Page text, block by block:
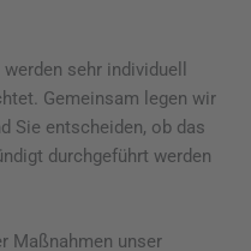
sehr individuell
Gemeinsam legen wir
Sie entscheiden, ob das
durchgeführt werden
Maßnahmen unser